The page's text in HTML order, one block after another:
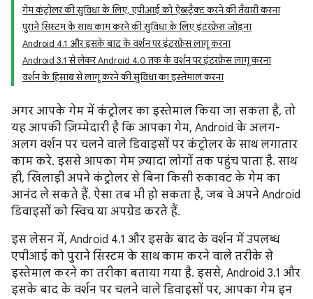
गेम कंट्रोलर की सुविधा के लिए, एपीआई को ऐब्स्ट्रैक्ट करने की तैयारी करना
पुराने सिस्टम के साथ काम करने की सुविधा के लिए इंटरफ़ेस जोड़ना
Android 4.1 और इसके बाद के वर्शन पर इंटरफ़ेस लागू करना
Android 3.1 से लेकर Android 4.0 तक के वर्शन पर इंटरफ़ेस लागू करना
वर्शन के हिसाब से लागू करने की सुविधा का इस्तेमाल करना
अगर आपके गेम में कंट्रोलर का इस्तेमाल किया जा सकता है, तो
यह आपकी ज़िम्मेदारी है कि आपका गेम, Android के अलग-
अलग वर्शन पर चलने वाले डिवाइसों पर कंट्रोलर के साथ लगातार
काम करे. इससे आपका गेम ज़्यादा लोगों तक पहुंच पाता है. साथ
ही, खिलाड़ी अपने कंट्रोलर से बिना किसी रुकावट के गेम का
आनंद ले सकते हैं. ऐसा तब भी हो सकता है, जब वे अपने Android
डिवाइसों को स्विच या अपग्रेड करते हैं.
इस लेसन में, Android 4.1 और इसके बाद के वर्शन में उपलब्ध
एपीआई को पुराने सिस्टम के साथ काम करने वाले तरीके से
इस्तेमाल करने का तरीका बताया गया है. इससे, Android 3.1 और
इसके बाद के वर्शन पर चलने वाले डिवाइसों पर, आपका गेम इन